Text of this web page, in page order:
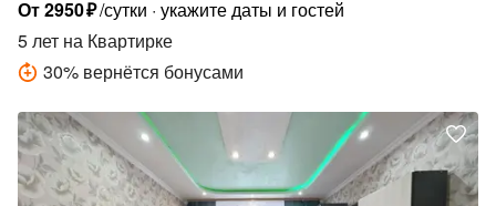
От2950₽/сутки укажите даты и гостей
5 лет на Квартирке
30% вернётся бонусами